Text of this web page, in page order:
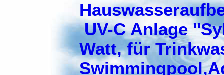
UV-C Anlage
Watt, für